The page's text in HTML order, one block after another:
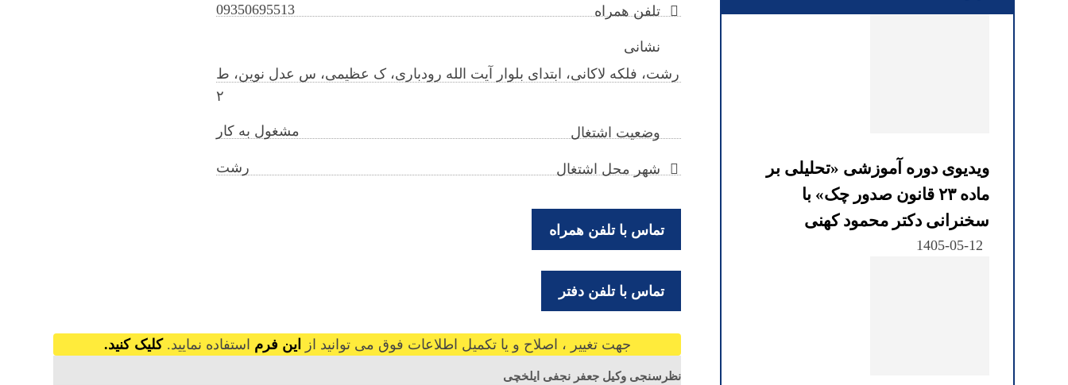
تلفن همراه 09350695513
نشانی
‌رشت، فلکه لاکانی، ابتدای بلوار آیت الله رودباری، ک عظیمی، س عدل نوین، ط
۲
وضعیت اشتغال مشغول به کار
شهر محل اشتغال رشت
تماس با تلفن همراه
تماس با تلفن دفتر
جهت تغییر ، اصلاح و یا تکمیل اطلاعات فوق می توانید از این فرم استفاده نمایید. کلیک کنید.
نظرسنجی وکیل جعفر نجفی ایلخچی
ویدیوی دوره آموزشی «تحلیلی بر
ماده ۲۳ قانون صدور چک» با
سخنرانی دکتر محمود کهنی
1405-05-12